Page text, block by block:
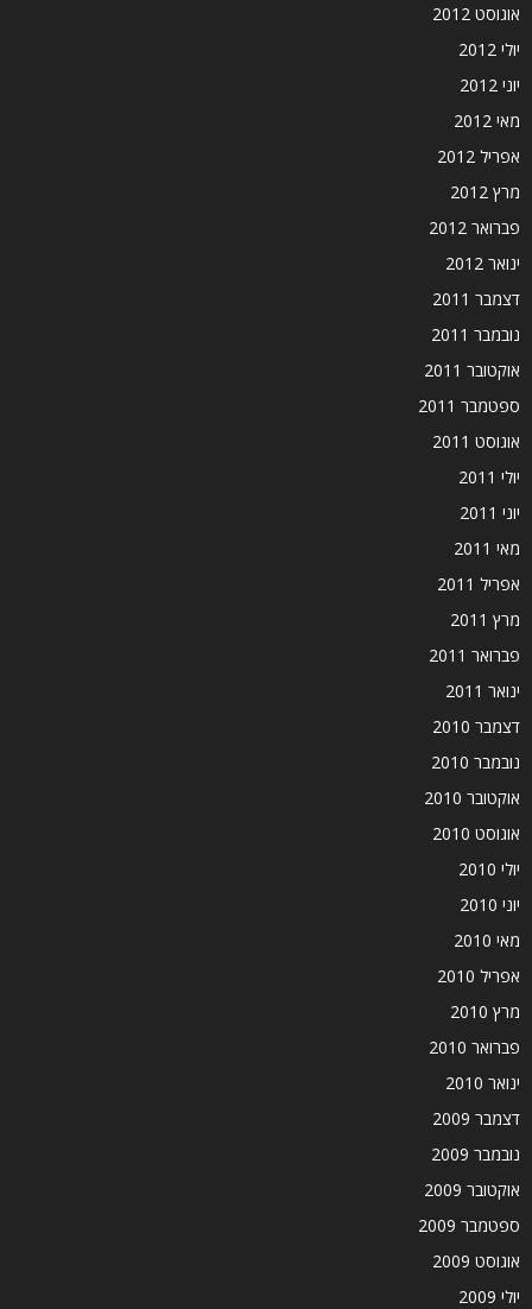
אוגוסט 2012
יולי 2012
יוני 2012
מאי 2012
אפריל 2012
מרץ 2012
פברואר 2012
ינואר 2012
דצמבר 2011
נובמבר 2011
אוקטובר 2011
ספטמבר 2011
אוגוסט 2011
יולי 2011
יוני 2011
מאי 2011
אפריל 2011
מרץ 2011
פברואר 2011
ינואר 2011
דצמבר 2010
נובמבר 2010
אוקטובר 2010
אוגוסט 2010
יולי 2010
יוני 2010
מאי 2010
אפריל 2010
מרץ 2010
פברואר 2010
ינואר 2010
דצמבר 2009
נובמבר 2009
אוקטובר 2009
ספטמבר 2009
אוגוסט 2009
יולי 2009